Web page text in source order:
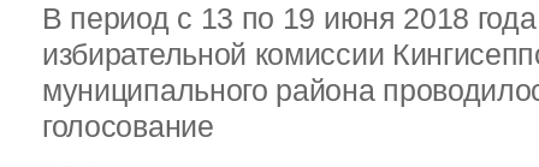
В период с 13 по 19 июня 2018
избирательной комиссии
муниципального района
голосование